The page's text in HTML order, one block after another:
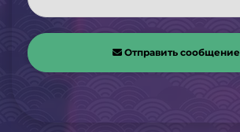
Отправить сообщение